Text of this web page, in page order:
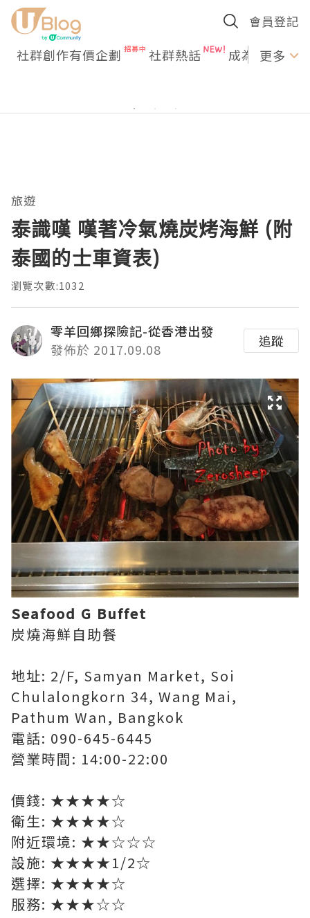
會員登記
社群創作有價企劃 社群熱話 成為U更多
旅遊
泰識嘆 嘆著冷氣燒炭烤海鮮 (附
泰國的士車資表)
瀏覽次數:1032
零羊回鄉探險記-從香港出發
發佈於 2017.09.08
追蹤
Seafood G Buffet
炭燒海鮮自助餐
地址: 2/F, Samyan Market, Soi
Chulalongkorn 34, Wang Mai,
Pathum Wan, Bangkok
電話: 090-645-6445
營業時間: 14:00-22:00
價錢: ★★★★☆
衛生: ★★★★☆
附近環境: ★★☆☆☆
設施: ★★★★1/2☆
選擇: ★★★★☆
服務: ★★★☆☆